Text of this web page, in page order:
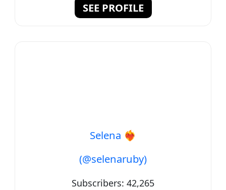
SEE PROFILE
Selena ❤️‍🔥
(@selenaruby)
Subscribers: 42,265